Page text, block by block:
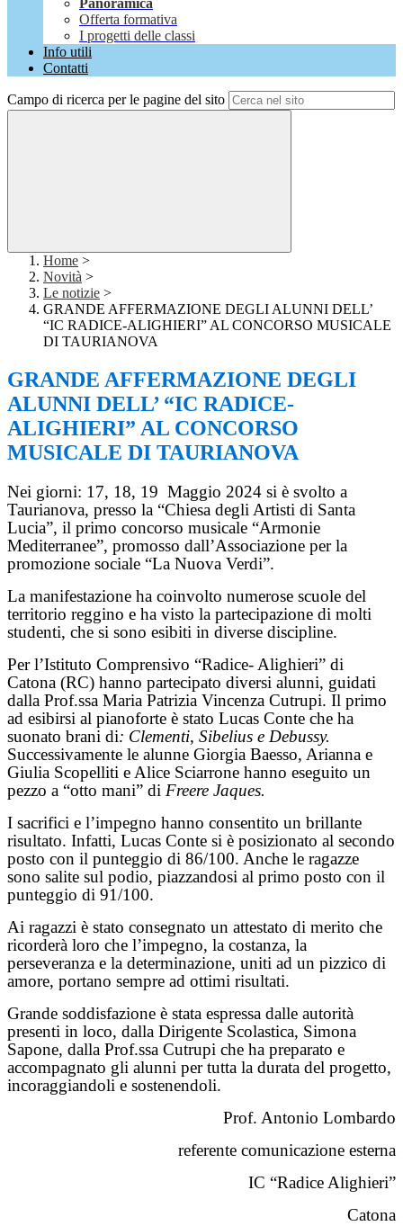
Panoramica
Offerta formativa
I progetti delle classi
Info utili
Contatti
Campo di ricerca per le pagine del sito
Home >
Novità >
Le notizie >
GRANDE AFFERMAZIONE DEGLI ALUNNI DELL’
“IC RADICE-ALIGHIERI” AL CONCORSO MUSICALE
DI TAURIANOVA
GRANDE AFFERMAZIONE DEGLI
ALUNNI DELL’ “IC RADICE-
ALIGHIERI” AL CONCORSO
MUSICALE DI TAURIANOVA
Nei giorni: 17, 18, 19 Maggio 2024 si è svolto a
Taurianova, presso la “Chiesa degli Artisti di Santa
Lucia”, il primo concorso musicale “Armonie
Mediterranee”, promosso dall’Associazione per la
promozione sociale “La Nuova Verdi”.
La manifestazione ha coinvolto numerose scuole del
territorio reggino e ha visto la partecipazione di molti
studenti, che si sono esibiti in diverse discipline.
Per l’Istituto Comprensivo “Radice- Alighieri” di
Catona (RC) hanno partecipato diversi alunni, guidati
dalla Prof.ssa Maria Patrizia Vincenza Cutrupi. Il primo
ad esibirsi al pianoforte è stato Lucas Conte che ha
suonato brani di: Clementi, Sibelius e Debussy.
Successivamente le alunne Giorgia Baesso, Arianna e
Giulia Scopelliti e Alice Sciarrone hanno eseguito un
pezzo a “otto mani” di Freere Jaques.
I sacrifici e l’impegno hanno consentito un brillante
risultato. Infatti, Lucas Conte si è posizionato al secondo
posto con il punteggio di 86/100. Anche le ragazze
sono salite sul podio, piazzandosi al primo posto con il
punteggio di 91/100.
Ai ragazzi è stato consegnato un attestato di merito che
ricorderà loro che l’impegno, la costanza, la
perseveranza e la determinazione, uniti ad un pizzico di
amore, portano sempre ad ottimi risultati.
Grande soddisfazione è stata espressa dalle autorità
presenti in loco, dalla Dirigente Scolastica, Simona
Sapone, dalla Prof.ssa Cutrupi che ha preparato e
accompagnato gli alunni per tutta la durata del progetto,
incoraggiandoli e sostenendoli.
Prof. Antonio Lombardo
referente comunicazione esterna
IC “Radice Alighieri”
Catona